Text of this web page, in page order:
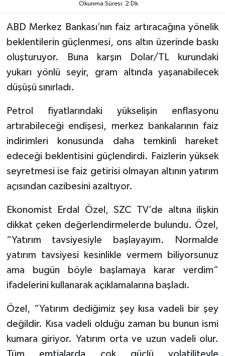
Okunma Süresi: 2 Dk
ABD Merkez Bankası’nın faiz artıracağına yönelik
beklentilerin güçlenmesi, ons altın üzerinde baskı
oluşturuyor. Buna karşın Dolar/TL kurundaki
yukarı yönlü seyir, gram altında yaşanabilecek
düşüşü sınırladı.
Petrol fiyatlarındaki yükselişin enflasyonu
artırabileceği endişesi, merkez bankalarının faiz
indirimleri konusunda daha temkinli hareket
edeceği beklentisini güçlendirdi. Faizlerin yüksek
seyretmesi ise faiz getirisi olmayan altının yatırım
açısından cazibesini azaltıyor.
Ekonomist Erdal Özel, SZC TV’de altına ilişkin
dikkat çeken değerlendirmelerde bulundu. Özel,
“Yatırım tavsiyesiyle başlayayım. Normalde
yatırım tavsiyesi kesinlikle vermem biliyorsunuz
ama bugün böyle başlamaya karar verdim”
ifadelerini kullanarak açıklamalarına başladı.
Özel, “Yatırım dediğimiz şey kısa vadeli bir şey
değildir. Kısa vadeli olduğu zaman bu bunun ismi
kumara giriyor. Yatırım orta ve uzun vadeli olur.